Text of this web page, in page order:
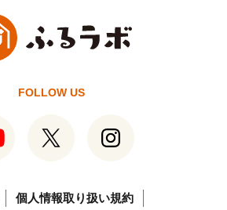
FOLLOW US
個人情報取り扱い規約